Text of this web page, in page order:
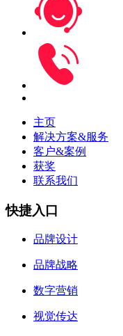
主页
解决方案&服务
客户&案例
获奖
联系我们
快捷入口
品牌设计
品牌战略
数字营销
视觉传达